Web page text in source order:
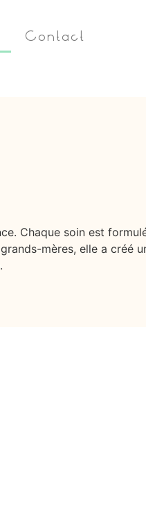
Contact
Chaque soin est
mères, elle a créé